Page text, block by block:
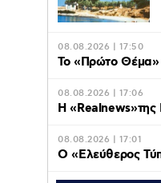
08.08.2026 | 17:50
Το «Πρώτο Θέμα»
08.08.2026 | 17:06
Η «Realnews»της
08.08.2026 | 17:01
Ο «Eλεύθερος